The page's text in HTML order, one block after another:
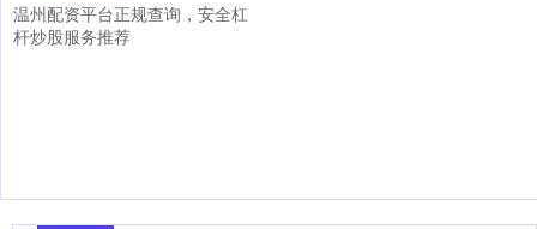
温州配资平台正规查询，安全杠
杆炒股服务推荐